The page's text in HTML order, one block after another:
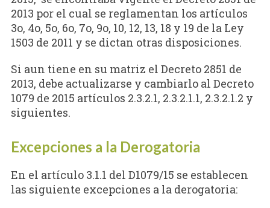
2013 por el cual se reglamentan los artículos
3o, 4o, 5o, 6o, 7o, 9o, 10, 12, 13, 18 y 19 de la Ley
1503 de 2011 y se dictan otras disposiciones.
Si aun tiene en su matriz el Decreto 2851 de
2013, debe actualizarse y cambiarlo al Decreto
1079 de 2015 artículos 2.3.2.1, 2.3.2.1.1, 2.3.2.1.2 y
siguientes.
Excepciones a la Derogatoria
En el artículo 3.1.1 del D1079/15 se establecen
las siguiente excepciones a la derogatoria: